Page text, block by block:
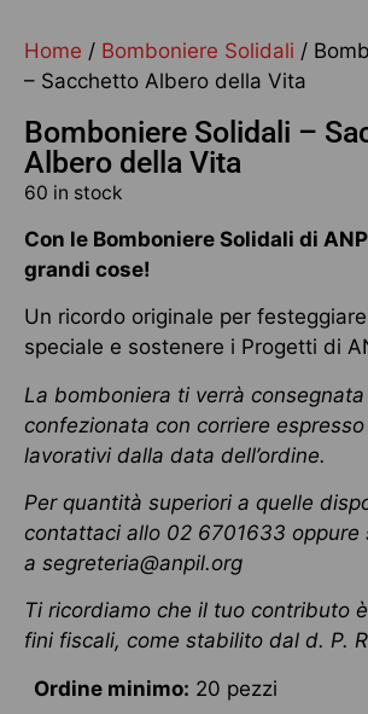
Home / Bomboniere Solidali /
– Sacchetto Albero della Vita
Bomboniere Solidali –
Albero della Vita
60 in stock
Con le Bomboniere Solidali di
grandi cose!
Un ricordo originale per
speciale e sostenere i Progetti di
La bomboniera ti verrà consegnata
confezionata con corriere
lavorativi dalla data dell’ordine.
Per quantità superiori a quelle
contattaci allo 02 6701633 oppure
a segreteria@anpil.org
Ti ricordiamo che il tuo contributo
fini fiscali, come stabilito dal d. P.
Ordine minimo: 20 pezzi